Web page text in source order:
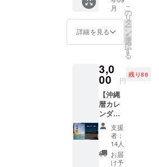
動レ
ポート
及び私
のブロ
グに、
いただ
いたあ
なたの
お名前
を記載
させて
いただ
きます
・活動
レポー
ト掲載
月
詳細を見る
こ
の
リ
タ
ー
ン
を
選
択
す
る
3,0
00 円
残り86
【沖縄
暦カレ
ンダー
1つ】
・2026
年1月～
12月ま
でのカ
支援
者：
14人
お届
け予